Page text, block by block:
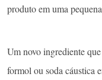
produto em uma
Um novo ingrediente
formol ou soda cáustica